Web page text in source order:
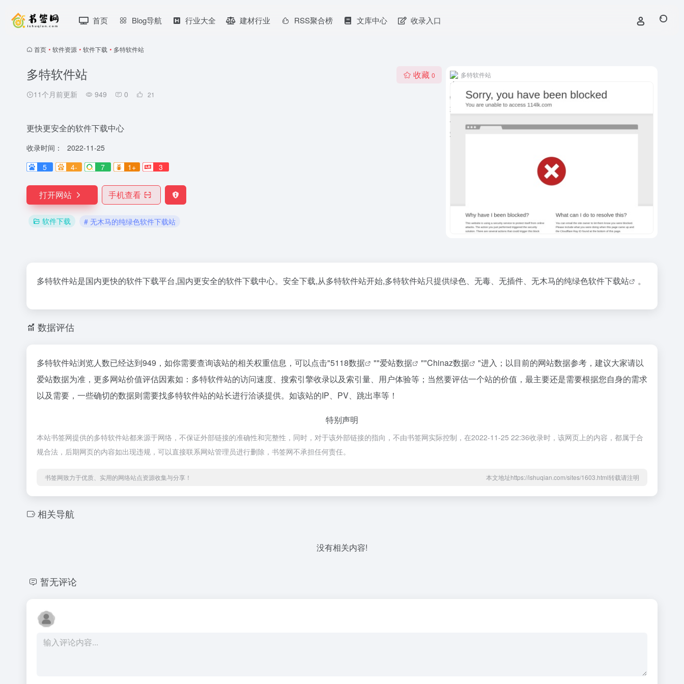
首页 Blog导航 行业大全 建材行业 RSS聚合榜 文库中心 收录入口
首页 • 软件资源 • 软件下载 • 多特软件站
多特软件站
11个月前更新 949 0 21
收藏 0
更快更安全的软件下载中心
收录时间：
2022-11-25
5
4- 7 1+ 3
打开网站 手机查看
软件下载 # 无木马的纯绿色软件下载站
多特软件站
多特软件站是国内更快的软件下载平台,国内更安全的软件下载中心。安全下载,从多特软件站开始,多特软件站只提供绿色、无毒、无插件、 无木马的纯绿色软件下载站 。
数据评估
多特软件站浏览人数已经达到949，如你需要查询该站的相关权重信息，可以点击"5118数据 ""爱站数据 ""Chinaz数据
"进入；以目前的网站数据参考，建议大家请以
爱站数据为准，更多网站价值评估因素如：多特软件站的访问速度、搜索引擎收录以及索引量、用户体验等；当然要评估一个站的价值，最主要还是需要根据您自身的需求
以及需要，一些确切的数据则需要找多特软件站的站长进行洽谈提供。如该站的IP、PV、跳出率等！
特别声明
本站书签网提供的多特软件站都来源于网络，不保证外部链接的准确性和完整性，同时，对于该外部链接的指向，不由书签网实际控制，在2022-11-25 22:36收录时，该网页上的内容，都属于合
规合法，后期网页的内容如出现违规，可以直接联系网站管理员进行删除，书签网不承担任何责任。
书签网致力于优质、实用的网络站点资源收集与分享！ 本文地址https://ishuqian.com/sites/1603.html转载请注明
相关导航
没有相关内容!
暂无评论